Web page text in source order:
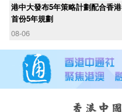
港中大發布5年策略計劃配合香港
首份5年規劃
08-06